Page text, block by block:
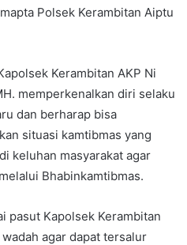
Polsek Kerambitan Aiptu
Kerambitan AKP Ni
memperkenalkan diri selaku
dan berharap bisa
situasi kamtibmas yang
keluhan masyarakat agar
Bhabinkamtibmas.
pasut Kapolsek Kerambitan
agar dapat tersalur